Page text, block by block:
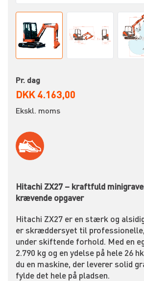
Pr. dag
DKK 4.163,00
Ekskl. moms
Hitachi ZX27 – kraftfuld
krævende opgaver
Hitachi ZX27 er en stærk og
er skræddersyet til
under skiftende forhold. Med en
2.790 kg og en ydelse på hele 26
du en maskine, der leverer solid
fylde det hele på pladsen.